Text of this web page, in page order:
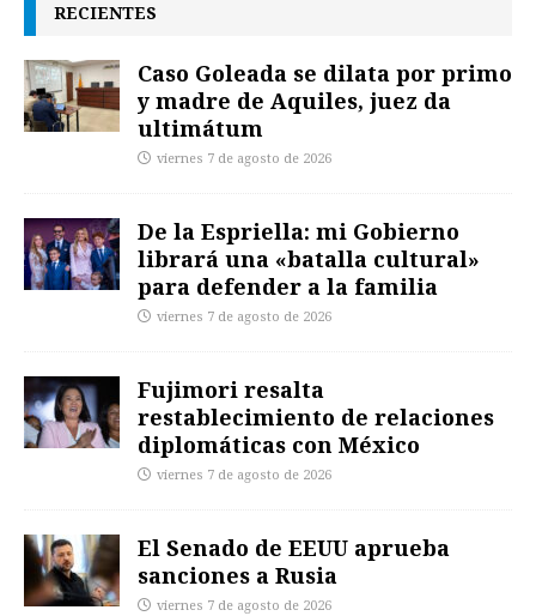
RECIENTES
Caso Goleada se dilata por primo
y madre de Aquiles, juez da
ultimátum
viernes 7 de agosto de 2026
De la Espriella: mi Gobierno
librará una «batalla cultural»
para defender a la familia
viernes 7 de agosto de 2026
Fujimori resalta
restablecimiento de relaciones
diplomáticas con México
viernes 7 de agosto de 2026
El Senado de EEUU aprueba
sanciones a Rusia
viernes 7 de agosto de 2026